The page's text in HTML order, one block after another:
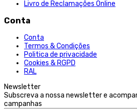
Livro de Reclamações Online
Conta
Conta
Termos & Condições
Politica de privacidade
Cookies & RGPD
RAL
Newsletter
Subscreva a nossa newsletter e
campanhas